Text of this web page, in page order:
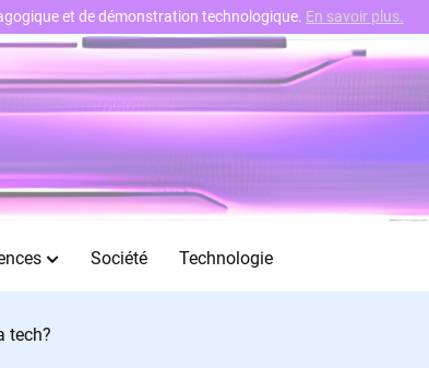
Société Technologie
tech?
et de démonstration technologique. En savoir plus.